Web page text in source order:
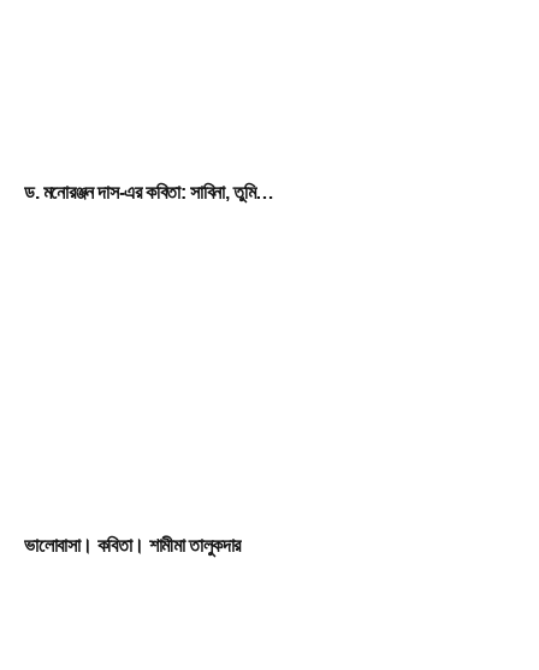
ড. মনোরঞ্জন দাস-এর কবিতা: সাবিনা, তুমি…
ভালোবাসা। কবিতা। শামীমা তালুকদার